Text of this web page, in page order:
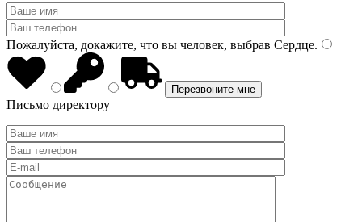
Пожалуйста, докажите, что вы человек, выбрав Сердце.
Письмо директору